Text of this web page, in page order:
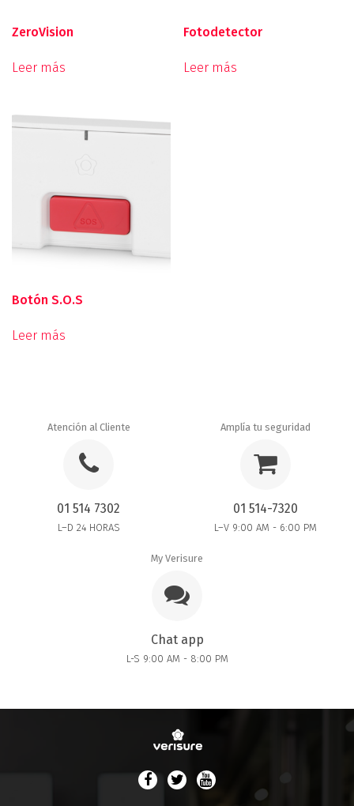
ZeroVision
Leer más
Fotodetector
Leer más
Botón S.O.S
Leer más
Atención al Cliente
01 514 7302
L–D 24 HORAS
Amplía tu seguridad
01 514-7320
L–V 9:00 AM - 6:00 PM
My Verisure
Chat app
L-S 9:00 AM - 8:00 PM